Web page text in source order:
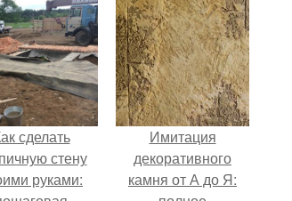
сделать
стену
руками:
Имитация
декоративного
камня от А до Я: